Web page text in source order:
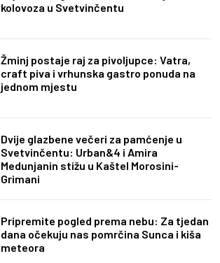
kolovoza u Svetvinčentu
Žminj postaje raj za pivoljupce: Vatra,
craft piva i vrhunska gastro ponuda na
jednom mjestu
Dvije glazbene večeri za pamćenje u
Svetvinčentu: Urban&4 i Amira
Medunjanin stižu u Kaštel Morosini-
Grimani
Pripremite pogled prema nebu: Za tjedan
dana očekuju nas pomrčina Sunca i kiša
meteora